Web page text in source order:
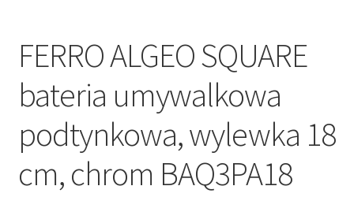
FERRO ALGEO SQUARE
bateria umywalkowa
podtynkowa, wylewka 18
cm, chrom BAQ3PA18